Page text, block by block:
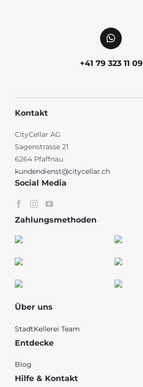
+41 79 323 11 09
Kontakt
CityCellar AG
Sagenstrasse 21
6264 Pfaffnau
kundendienst@citycellar.ch
Social Media
Zahlungsmethoden
Über uns
StadtKellerei Team
Entdecke
Blog
Hilfe & Kontakt